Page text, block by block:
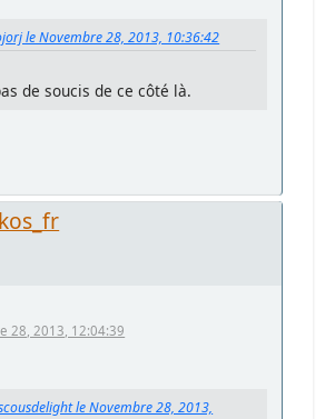
le Novembre 28, 2013, 10:36:42
de soucis de ce côté là.
28, 2013, 12:04:39
le Novembre 28, 2013,